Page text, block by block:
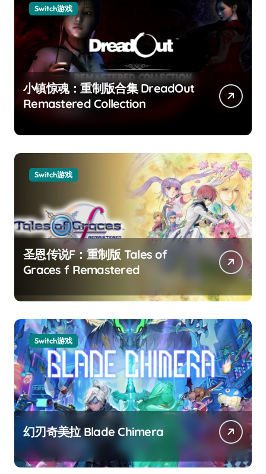
Switch游戏
小镇惊魂：重制版合集 DreadOut
Remastered Collection
Switch游戏
圣恩传说F：重制版 Tales of
Graces f Remastered
Switch游戏
幻刃奇美拉 Blade Chimera